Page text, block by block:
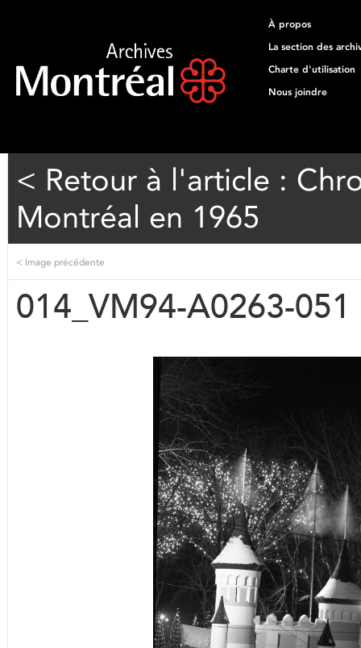
À propos
La section des
Charte d'utilisation
Nous joindre
< Retour à l'article :
Montréal en 1965
< Image précédente
014_VM94-A0263-051